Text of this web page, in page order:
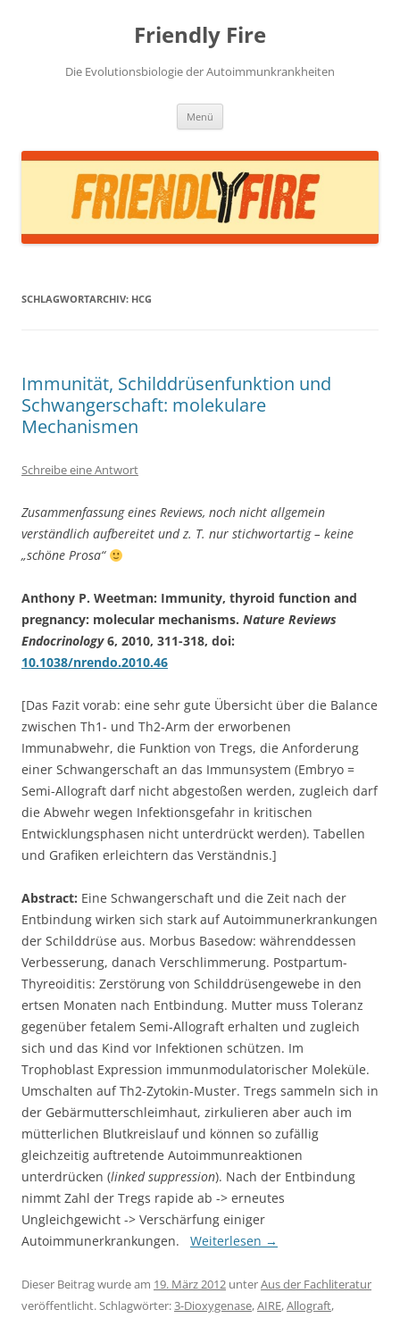
Friendly Fire
Die Evolutionsbiologie der Autoimmunkrankheiten
Menü
SCHLAGWORTARCHIV: HCG
Immunität, Schilddrüsenfunktion und
Schwangerschaft: molekulare
Mechanismen
Schreibe eine Antwort
Zusammenfassung eines Reviews, noch nicht allgemein
verständlich aufbereitet und z. T. nur stichwortartig – keine
„schöne Prosa“
Anthony P. Weetman: Immunity, thyroid function and
pregnancy: molecular mechanisms. Nature Reviews
Endocrinology6, 2010, 311-318, doi:
10.1038/nrendo.2010.46
[Das Fazit vorab: eine sehr gute Übersicht über die Balance
zwischen Th1- und Th2-Arm der erworbenen
Immunabwehr, die Funktion von Tregs, die Anforderung
einer Schwangerschaft an das Immunsystem (Embryo =
Semi-Allograft darf nicht abgestoßen werden, zugleich darf
die Abwehr wegen Infektionsgefahr in kritischen
Entwicklungsphasen nicht unterdrückt werden). Tabellen
und Grafiken erleichtern das Verständnis.]
Abstract: Eine Schwangerschaft und die Zeit nach der
Entbindung wirken sich stark auf Autoimmunerkrankungen
der Schilddrüse aus. Morbus Basedow: währenddessen
Verbesserung, danach Verschlimmerung. Postpartum-
Thyreoiditis: Zerstörung von Schilddrüsengewebe in den
ertsen Monaten nach Entbindung. Mutter muss Toleranz
gegenüber fetalem Semi-Allograft erhalten und zugleich
sich und das Kind vor Infektionen schützen. Im
Trophoblast Expression immunmodulatorischer Moleküle.
Umschalten auf Th2-Zytokin-Muster. Tregs sammeln sich in
der Gebärmutterschleimhaut, zirkulieren aber auch im
mütterlichen Blutkreislauf und können so zufällig
gleichzeitig auftretende Autoimmunreaktionen
unterdrücken (linked suppression). Nach der Entbindung
nimmt Zahl der Tregs rapide ab -> erneutes
Ungleichgewicht -> Verschärfung einiger
Autoimmunerkrankungen. Weiterlesen →
Dieser Beitrag wurde am 19. März 2012 unterAus der Fachliteratur
veröffentlicht. Schlagwörter:3-Dioxygenase,AIRE,Allograft,